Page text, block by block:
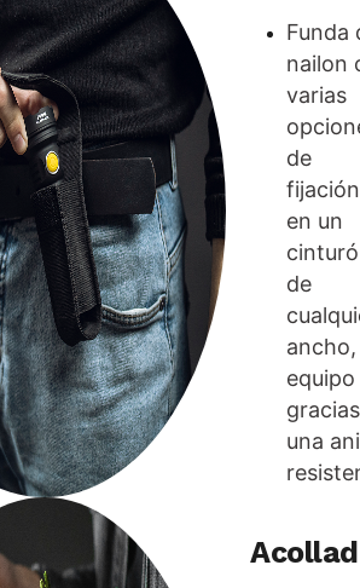
Funda
nailon
varias
de
en un
de
equipo
una